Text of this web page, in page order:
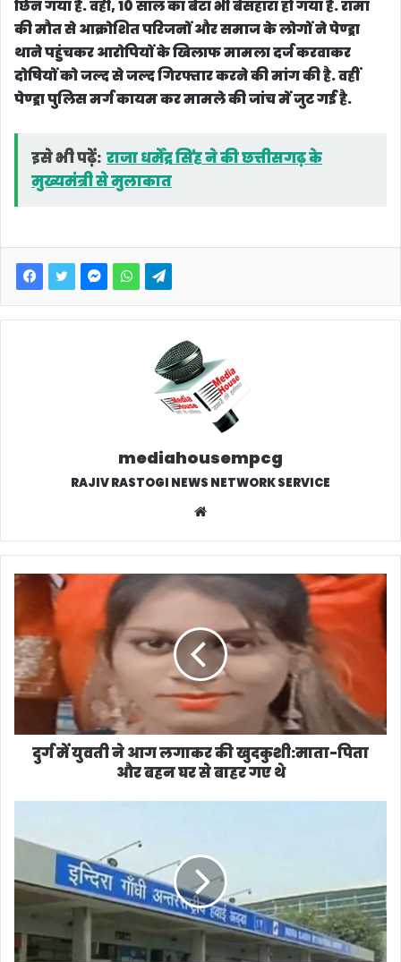
छिन गया है. वहीं, 10 साल का बेटा भी बेसहारा हो गया है. रामा
की मौत से आक्रोशित परिजनों और समाज के लोगों ने पेण्ड्रा
थाने पहुंचकर आरोपियों के खिलाफ मामला दर्ज करवाकर
दोषियों को जल्द से जल्द गिरफ्तार करने की मांग की है. वहीं
पेण्ड्रा पुलिस मर्ग कायम कर मामले की जांच में जुट गई है.
इसे भी पढ़ें: राजा धर्मेंद्र सिंह ने की छत्तीसगढ़ के
मुख्यमंत्री से मुलाकात
mediahousempcg
RAJIV RASTOGI NEWS NETWORK SERVICE
b
s
i
e
दुर्ग में युवती ने आग लगाकर की खुदकुशी:माता-पिता
और बहन घर से बाहर गए थे